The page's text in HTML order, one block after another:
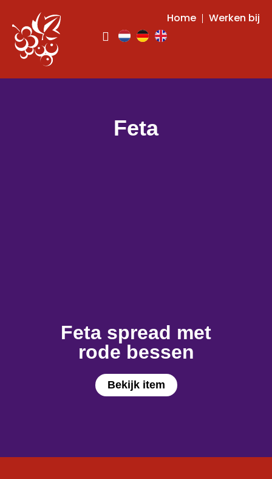
Home Werken bij
Feta
Bekijk item
Feta spread met
rode bessen